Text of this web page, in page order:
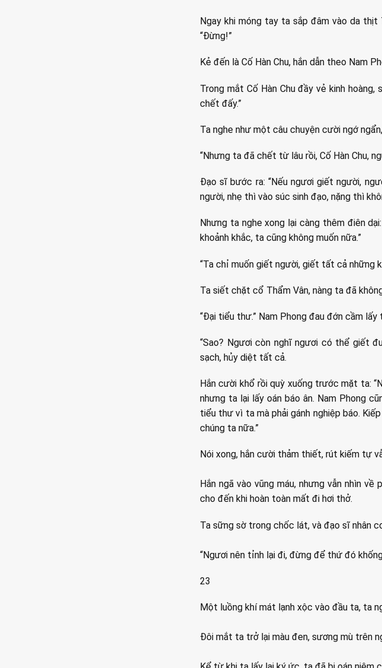
Ngay khi móng tay ta sắp đâm vào da
“Đừng!”
Kẻ đến là Cố Hàn Chu, hắn dẫn theo Nam
Trong mắt Cố Hàn Chu đầy vẻ kinh hoàng,
chết đấy.”
Ta nghe như một câu chuyện cười ngớ
“Nhưng ta đã chết từ lâu rồi, Cố Hàn Chu,
Đạo sĩ bước ra: “Nếu ngươi giết người,
người, nhẹ thì vào súc sinh đạo, nặng thì
Nhưng ta nghe xong lại càng thêm điên
khoảnh khắc, ta cũng không muốn nữa.”
“Ta chỉ muốn giết người, giết tất cả những
Ta siết chặt cổ Thẩm Vân, nàng ta đã
“Đại tiểu thư.” Nam Phong đau đớn cầm
“Sao? Ngươi còn nghĩ ngươi có thể giết
sạch, hủy diệt tất cả.
Hắn cười khổ rồi quỳ xuống trước mặt ta:
nhưng ta lại lấy oán báo ân. Nam Phong
tiểu thư vì ta mà phải gánh nghiệp báo.
chúng ta nữa.”
Nói xong, hắn cười thảm thiết, rút kiếm tự
Hắn ngã vào vũng máu, nhưng vẫn nhìn
cho đến khi hoàn toàn mất đi hơi thở.
Ta sững sờ trong chốc lát, và đạo sĩ nhân
“Ngươi nên tỉnh lại đi, đừng để thứ đó
23
Một luồng khí mát lạnh xộc vào đầu ta, ta
Đôi mắt ta trở lại màu đen, sương mù trên